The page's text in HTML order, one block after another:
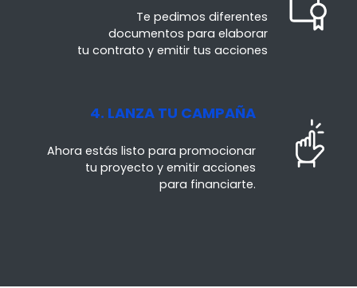
Te pedimos diferentes
documentos para elaborar
tu contrato y emitir tus acciones
4. LANZA TU CAMPAÑA
Ahora estás listo para promocionar
tu proyecto y emitir acciones
para financiarte.